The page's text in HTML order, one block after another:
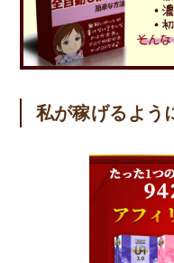
私が稼げるよう